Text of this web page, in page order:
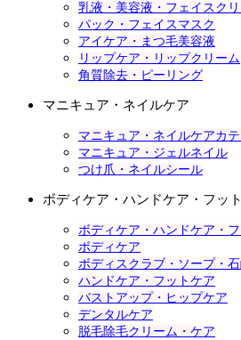
乳液・美容液・フェイスク
パック・フェイスマスク
アイケア・まつ毛美容液
リップケア・リップクリーム
角質除去・ピーリング
マニキュア・ネイルケア
マニキュア・ネイルケアカ
マニキュア・ジェルネイル
つけ爪・ネイルシール
ボディケア・ハンドケア・フッ
ボディケア・ハンドケア・
ボディケア
ボディスクラブ・ソープ・
ハンドケア・フットケア
バストアップ・ヒップケア
デンタルケア
脱毛除毛クリーム・ケア